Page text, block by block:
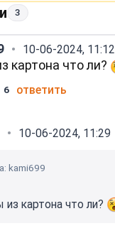
3
10-06-2024, 11:12
картона что ли?
6 ответить
10-06-2024, 11:29
kami699
картона что ли?